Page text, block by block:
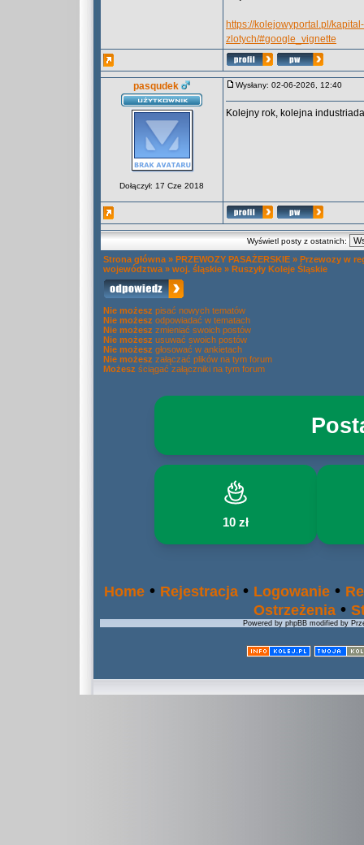
https://kolejowyportal.pl/
zlotych/#google_vignette
pasqudek
Dołączył: 17 Cze 2018
Wysłany: 02-06-2026, 12:40
Kolejny rok, kolejna
Wyświetl posty z ostatnich:
Strona główna » PRZEWOZY PASAŻERSKIE » Przewozy w
województwa » woj. śląskie » Ruszyły Koleje Śląskie
Nie możesz pisać nowych tematów
Nie możesz odpowiadać w tematach
Nie możesz zmieniać swoich postów
Nie możesz usuwać swoich postów
Nie możesz głosować w ankietach
Nie możesz załączać plików na tym forum
Możesz ściągać załączniki na tym forum
10 zł
Home • Rejestracja • Logowanie •
Ostrzeżenia •
Powered by phpBB modified by